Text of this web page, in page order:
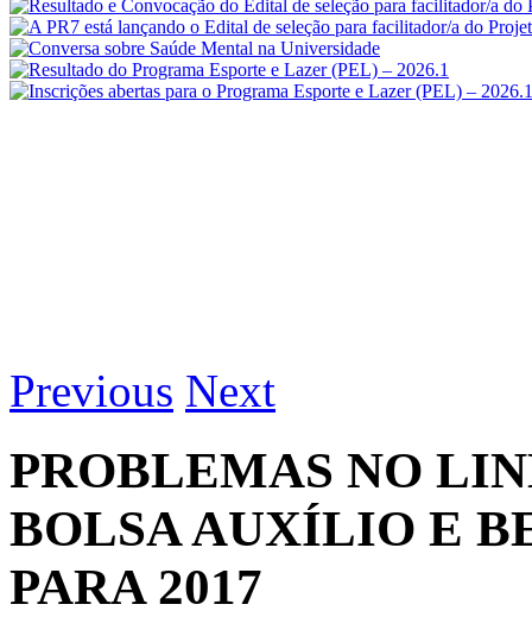
Previous Next
PROBLEMAS NO
BOLSA AUXÍLIO E
PARA 2017